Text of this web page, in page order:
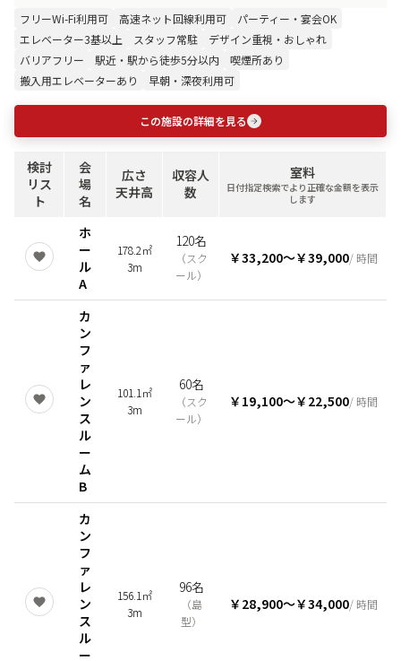
フリーWi-Fi利用可 高速ネット回線利用可
パーティー・宴会OK
エレベーター3基以上
スタッフ常駐
デザイン重視・おしゃれ
バリアフリー
駅近・駅から徒歩5分以内
喫煙所あり
搬入用エレベーターあり
早朝・深夜利用可
この施設の詳細を見る
検討
リス
ト
会
場
名
広さ
天井高
収容人
数
室料
日付指定検索でより正確な金額を表示
します
ホ
ー
ル
A
178.2㎡
3m
120名
（スク
ール）
￥33,200〜￥39,000/ 時間
カ
ン
フ
ァ
レ
ン
ス
ル
ー
ム
B
101.1㎡
3m
60名
（スク
ール）
￥19,100〜￥22,500/ 時間
カ
ン
フ
ァ
レ
ン
ス
ル
ー
156.1㎡
3m
96名
（島
型）
￥28,900〜￥34,000/ 時間